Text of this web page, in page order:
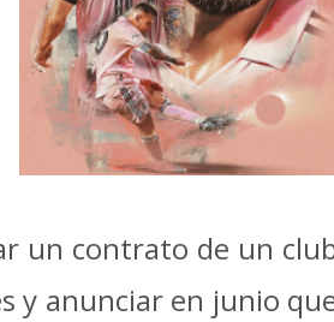
un contrato de un
y anunciar en junio